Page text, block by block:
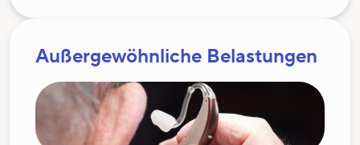
Außergewöhnliche Belastungen